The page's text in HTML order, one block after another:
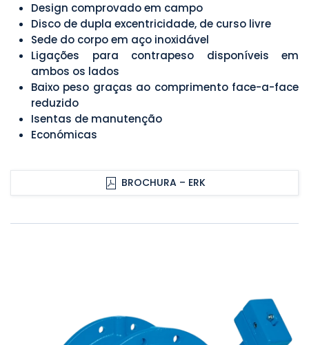
Design comprovado em campo
Disco de dupla excentricidade, de curso livre
Sede do corpo em aço inoxidável
Ligações para contrapeso disponíveis em
ambos os lados
Baixo peso graças ao comprimento face-a-face
reduzido
Isentas de manutenção
Económicas
BROCHURA – ERK